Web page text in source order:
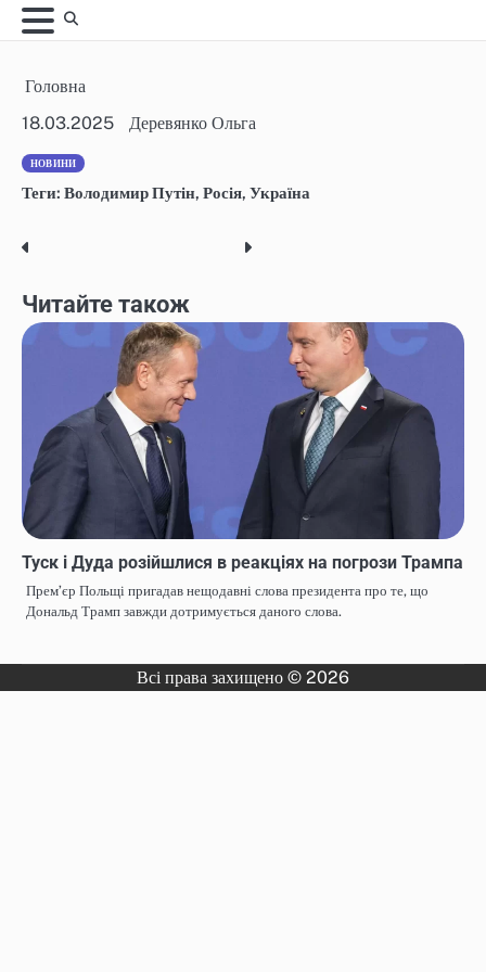
Skip
to
Головна
18.03.2025
Деревянко Ольга
НОВИНИ
Теги: Володимир Путін, Росія, Україна
Post
navigation
Читайте також
Туск і Дуда розійшлися в реакціях на погрози Трампа
Премʼєр Польщі пригадав нещодавні слова президента про те, що
Дональд Трамп завжди дотримується даного слова.
Всі права захищено © 2026